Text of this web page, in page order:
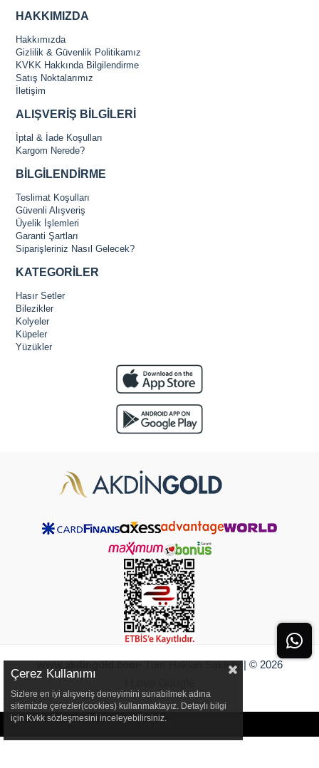
HAKKIMIZDA
Hakkımızda
Gizlilik & Güvenlik Politikamız
KVKK Hakkında Bilgilendirme
Satış Noktalarımız
İletişim
ALIŞVERİŞ BİLGİLERİ
İptal & İade Koşulları
Kargom Nerede?
BİLGİLENDİRME
Teslimat Koşulları
Güvenli Alışveriş
Üyelik İşlemleri
Garanti Şartları
Siparişleriniz Nasıl Gelecek?
KATEGORİLER
Hasır Setler
Bilezikler
Kolyeler
Küpeler
Yüzükler
www.akdingold.com- Tüm Hakları Saklıdır | © 2026
Çerez Kullanımı
Sizlere en iyi alışveriş deneyimini sunabilmek adına
sitemizde çerezler(cookies) kullanmaktayız. Detaylı bilgi
için Kvkk sözleşmesini inceleyebilirsiniz.